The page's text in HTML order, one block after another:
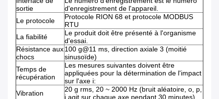
sortie
d'enregistrement de l'appareil.
Le protocole
Protocole RION 68 et protocole MODBUS
RTU
La fiabilité
Le produit doit être présenté à l'organisme
d'essai.
Résistance aux
chocs
100 g@11 ms, direction axiale 3 (moitié
sinusoïde)
Temps de
récupération
Les mesures suivantes doivent être
appliquées pour la détermination de l'impact
sur l'axe i:
Vibration
20 g rms, 20 ~ 2000 Hz (bruit aléatoire, o, p,
i agit sur chaque axe pendant 30 minutes)